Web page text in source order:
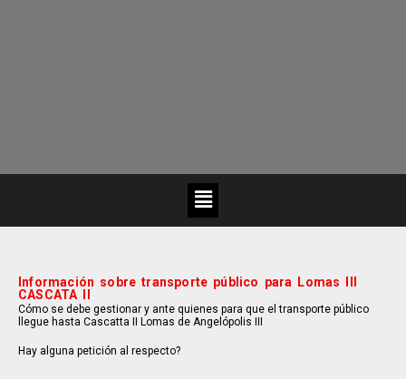
Información sobre transporte público para Lomas III
CASCATA II
Cómo se debe gestionar y ante quienes para que el transporte público
llegue hasta Cascatta II Lomas de Angelópolis III
Hay alguna petición al respecto?